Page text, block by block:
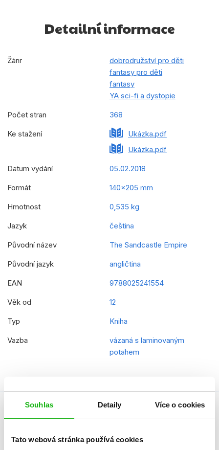
Souhlas Detaily Více o cookies
Tato webová stránka používá cookies
Detailní informace
Žánr
dobrodružství pro děti
fantasy pro děti
fantasy
YA sci-fi a dystopie
Počet stran 368
Ke stažení
Ukázka.pdf
Ukázka.pdf
Datum vydání 05.02.2018
Formát 140x205 mm
Hmotnost 0,535 kg
Jazyk čeština
Původní název The Sandcastle Empire
Původní jazyk angličtina
EAN 9788025241554
Věk od 12
Typ Kniha
Vazba
vázaná s laminovaným
potahem
Autor knihy